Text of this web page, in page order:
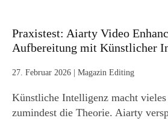
Praxistest: Aiarty Video
Aufbereitung mit Künstlicher
27. Februar 2026 Magazin Editing
Künstliche Intelligenz macht
zumindest die Theorie. Aiarty